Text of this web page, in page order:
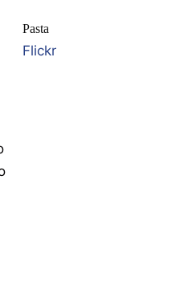
Pasta
Flickr